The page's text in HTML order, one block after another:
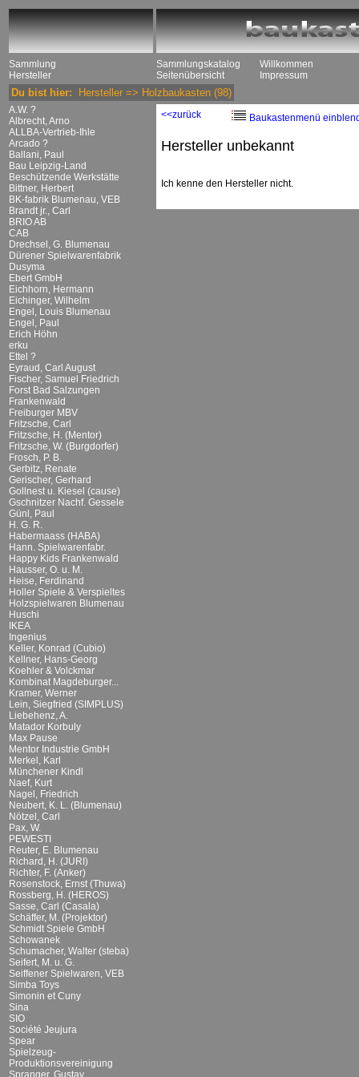
Sammlung
Hersteller
Sammlungskatalog
Seitenübersicht
Willkommen
Impressum
Du bist hier: Hersteller => Holzbaukasten (98)
A.W. ?
Albrecht, Arno
ALLBA-Vertrieb-Ihle
Arcado ?
Ballani, Paul
Bau Leipzig-Land
Beschützende Werkstätte
Bittner, Herbert
BK-fabrik Blumenau, VEB
Brandt jr., Carl
BRIO AB
CAB
Drechsel, G. Blumenau
Dürener Spielwarenfabrik
Dusyma
Ebert GmbH
Eichhorn, Hermann
Eichinger, Wilhelm
Engel, Louis Blumenau
Engel, Paul
Erich Höhn
erku
Ettel ?
Eyraud, Carl August
Fischer, Samuel Friedrich
Forst Bad Salzungen
Frankenwald
Freiburger MBV
Fritzsche, Carl
Fritzsche, H. (Mentor)
Fritzsche, W. (Burgdorfer)
Frosch, P. B.
Gerbitz, Renate
Gerischer, Gerhard
Gollnest u. Kiesel (cause)
Gschnitzer Nachf. Gessele
Günl, Paul
H. G. R.
Habermaass (HABA)
Hann. Spielwarenfabr.
Happy Kids Frankenwald
Hausser, O. u. M.
Heise, Ferdinand
Holler Spiele & Verspieltes
Holzspielwaren Blumenau
Huschi
IKEA
Ingenius
Keller, Konrad (Cubio)
Kellner, Hans-Georg
Koehler & Volckmar
Kombinat Magdeburger...
Kramer, Werner
Lein, Siegfried (SIMPLUS)
Liebehenz, A.
Matador Korbuly
Max Pause
Mentor Industrie GmbH
Merkel, Karl
Münchener Kindl
Naef, Kurt
Nagel, Friedrich
Neubert, K. L. (Blumenau)
Nötzel, Carl
Pax, W.
PEWESTI
Reuter, E. Blumenau
Richard, H. (JURI)
Richter, F. (Anker)
Rosenstock, Ernst (Thuwa)
Rossberg, H. (HEROS)
Sasse, Carl (Casala)
Schäffer, M. (Projektor)
Schmidt Spiele GmbH
Schowanek
Schumacher, Walter (steba)
Seifert, M. u. G.
Seiffener Spielwaren, VEB
Simba Toys
Simonin et Cuny
Sina
SIO
Société Jeujura
Spear
Spielzeug-
Produktionsvereinigung
Spranger, Gustav
<<zurück Baukastenmenü
Hersteller unbekannt
Ich kenne den Hersteller nicht.